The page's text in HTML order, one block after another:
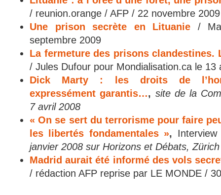
/ reunion.orange / AFP / 22 novembre 2009
Une prison secrète en Lituanie /
septembre 2009
La fermeture des prisons clandestines.
/ Jules Dufour pour Mondialisation.ca le 13
Dick Marty : les droits de
expressément garantis…, site de la
7 avril 2008
« On se sert du terrorisme pour faire
les libertés fondamentales »,
janvier 2008 sur Horizons et Débats, Zürich
Madrid aurait été informé des vols
/ rédaction AFP reprise par LE MONDE /